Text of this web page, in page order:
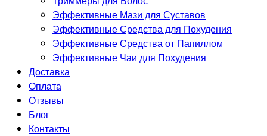
Эффективные Мази для Суставов
Эффективные Средства для Похудения
Эффективные Средства от Папиллом
Эффективные Чаи для Похудения
Доставка
Оплата
Отзывы
Блог
Контакты